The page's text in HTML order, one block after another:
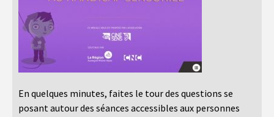
En quelques minutes, faites le tour des questions se
posant autour des séances accessibles aux personnes